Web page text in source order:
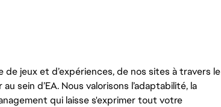
jeux et d’expériences, de nos sites à travers le
sein d’EA. Nous valorisons l’adaptabilité, la
qui laisse s'exprimer tout votre